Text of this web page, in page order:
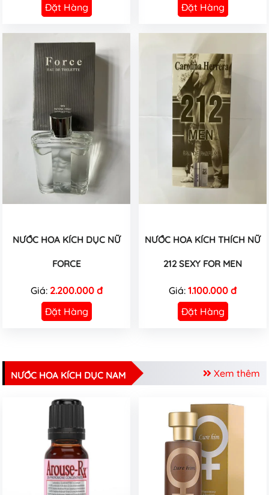
Đặt Hàng
Đặt Hàng
NƯỚC HOA KÍCH DỤC NỮ
FORCE
Giá: 2.200.000 đ
Đặt Hàng
NƯỚC HOA KÍCH THÍCH NỮ
212 SEXY FOR MEN
Giá: 1.100.000 đ
Đặt Hàng
Xem thêm
NƯỚC HOA KÍCH DỤC NAM